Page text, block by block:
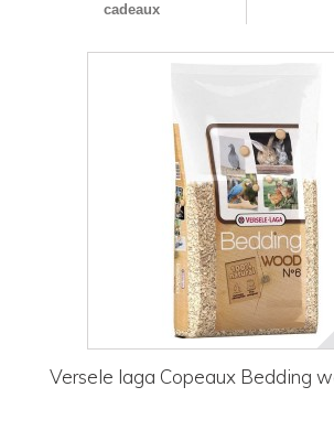
cadeaux
Versele laga Copeaux Bedding